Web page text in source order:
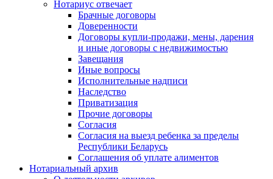
Нотариус отвечает
Брачные договоры
Доверенности
Договоры купли-продажи, мены, дарения
и иные договоры с недвижимостью
Завещания
Иные вопросы
Исполнительные надписи
Наследство
Приватизация
Прочие договоры
Согласия
Согласия на выезд ребенка за пределы
Республики Беларусь
Соглашения об уплате алиментов
Нотариальный архив